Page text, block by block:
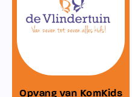
Opvang van KomKids